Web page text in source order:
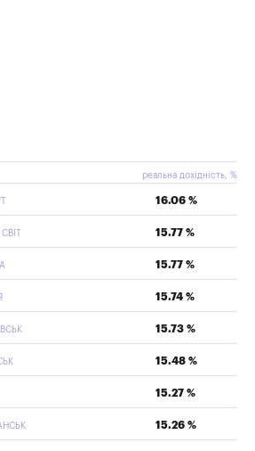
реальна дохідність, %
16.06 %
15.77 %
15.77 %
15.74 %
15.73 %
15.48 %
15.27 %
15.26 %